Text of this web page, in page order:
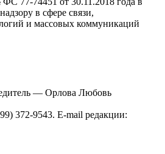
в сфере связи,
и массовых коммуникаций
— Орлова Любовь
372-9543. E-mail редакции: